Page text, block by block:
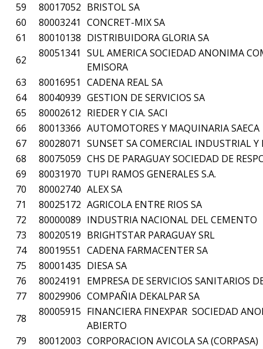
59
80017052 BRISTOL SA
60
80003241 CONCRET-MIX SA
61
80010138 DISTRIBUIDORA GLORIA SA
62
80051341 SUL AMERICA SOCIEDAD ANONIMA
EMISORA
63
80016951 CADENA REAL SA
64
80040939 GESTION DE SERVICIOS SA
65
80002612 RIEDER Y CIA. SACI
66
80013366 AUTOMOTORES Y MAQUINARIA SAECA
67
80028071 SUNSET SA COMERCIAL INDUSTRIAL Y
68
80075059 CHS DE PARAGUAY SOCIEDAD DE
69
80031970 TUPI RAMOS GENERALES S.A.
70
80002740 ALEX SA
71
80025172 AGRICOLA ENTRE RIOS SA
72
80000089 INDUSTRIA NACIONAL DEL CEMENTO
73
80020519 BRIGHTSTAR PARAGUAY SRL
74
80019551 CADENA FARMACENTER SA
75
80001435 DIESA SA
76
80024191
EMPRESA DE SERVICIOS SANITARIOS
77
80029906 COMPAÑIA DEKALPAR SA
78
80005915 FINANCIERA FINEXPAR SOCIEDAD
ABIERTO
79
80012003 CORPORACION AVICOLA SA (CORPASA)